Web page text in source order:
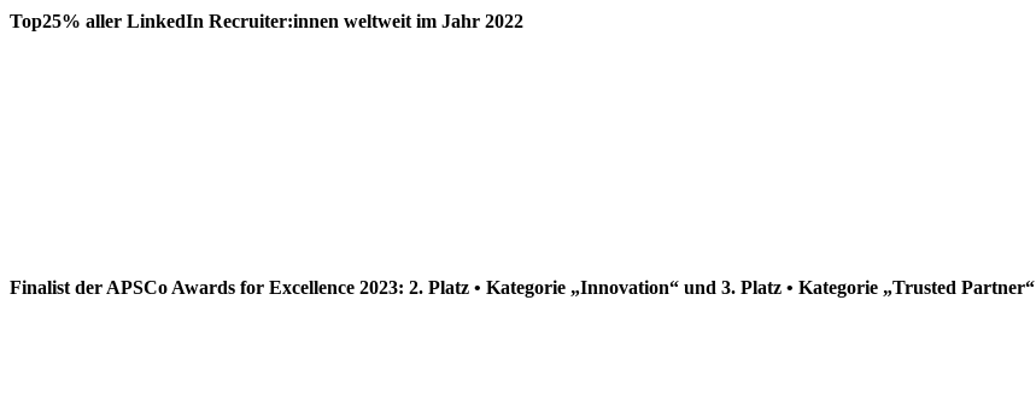
Top25% aller LinkedIn Recruiter:innen weltweit im Jahr 2022
Finalist der APSCo Awards for Excellence 2023: 2. Platz • Kategorie „Innovation“ und 3. Platz • Kategorie „Trusted Partner“